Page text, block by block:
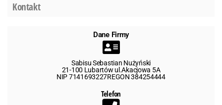
Kontakt
Dane Firmy
Sabisu Sebastian Nużyński
21-100 Lubartów ul.Akacjowa 5A
NIP 7141693227REGON 384254444
Telefon